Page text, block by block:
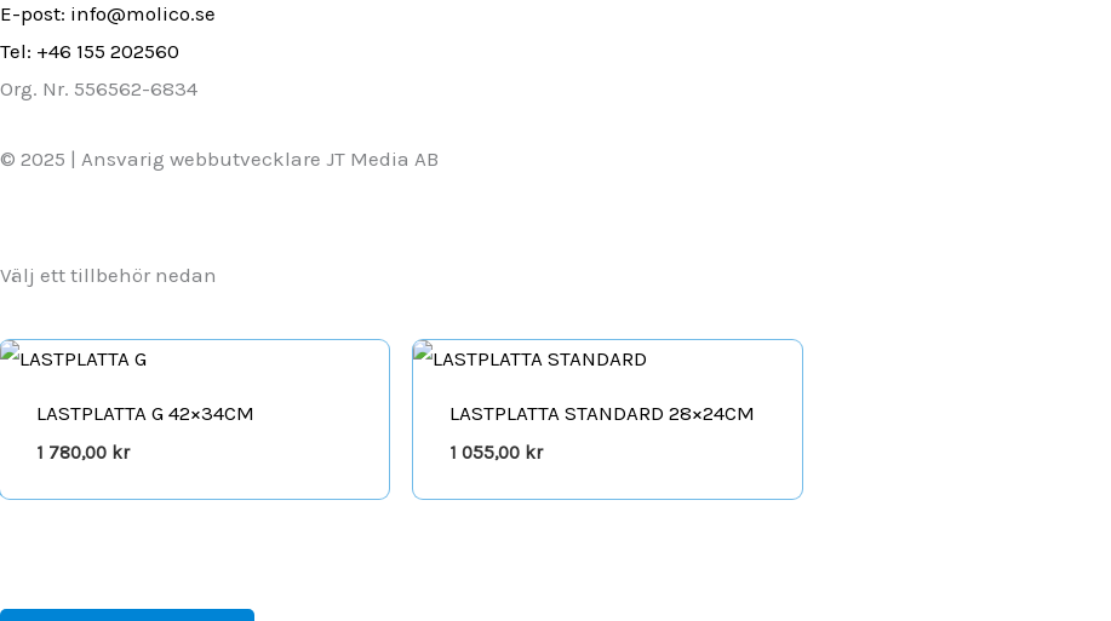
E-post: info@molico.se
Tel: +46 155 202560
Org. Nr. 556562-6834
© 2025 | Ansvarig webbutvecklare JT Media AB
Välj ett tillbehör nedan
LASTPLATTA G 42×34CM
1 780,00 kr
LASTPLATTA STANDARD 28×24CM
1 055,00 kr